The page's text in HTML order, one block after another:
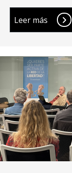
Leer más